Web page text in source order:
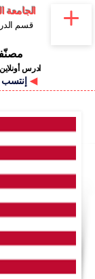
الجامعة
قسم
مصنّفة 3
ادرس
◀